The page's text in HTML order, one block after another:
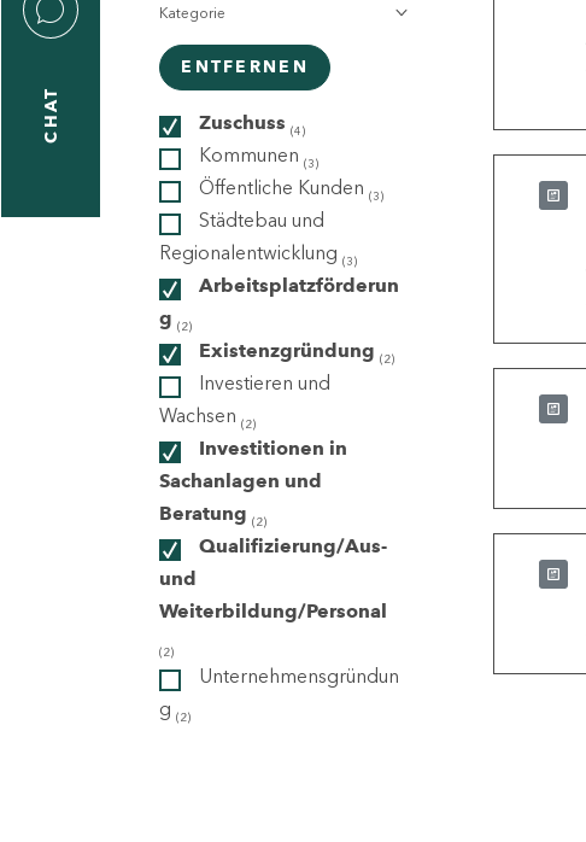
CHAT
Kategorie
ENTFERNEN
Zuschuss (4)
Kommunen (3)
Öffentliche Kunden (3)
Städtebau und
Regionalentwicklung (3)
Arbeitsplatzförderun
g (2)
Existenzgründung (2)
Investieren und
Wachsen (2)
Investitionen in
Sachanlagen und
Beratung (2)
Qualifizierung/Aus-
und
Weiterbildung/Personal
(2)
Unternehmensgründun
g (2)